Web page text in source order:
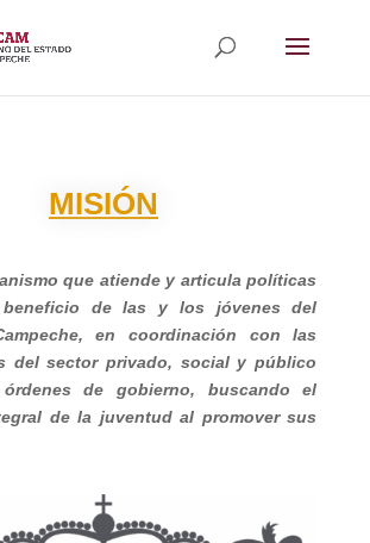
MISIÓN
que atiende y articula políticas
de las y los jóvenes del
en coordinación con las
del sector privado, social y público
de gobierno, buscando el
de la juventud al promover sus